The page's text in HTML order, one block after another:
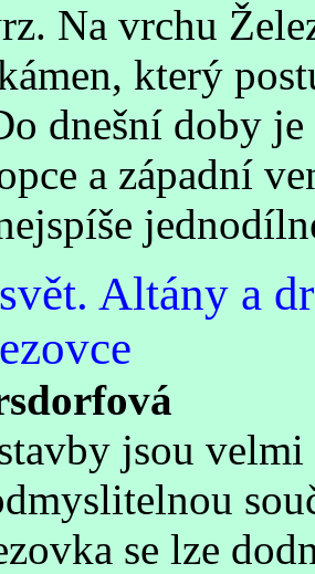
Na vrchu
který
dnešní doby
a západní
Altány a
jsou
se lze